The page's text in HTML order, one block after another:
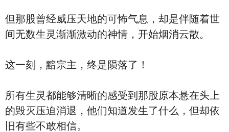
但那股曾经威压天地的可怖气息，却是伴随着世
间无数生灵渐渐激动的神情，开始烟消云散。
这一刻，黯宗主，终是陨落了！
所有生灵都能够清晰的感受到那股原本悬在头上
的毁灭压迫消退，他们知道发生了什么，但却依
旧有些不敢相信。